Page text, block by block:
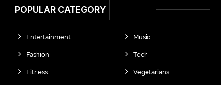
POPULAR CATEGORY
Entertainment
Fashion
Fitness
Music
Tech
Vegetarians